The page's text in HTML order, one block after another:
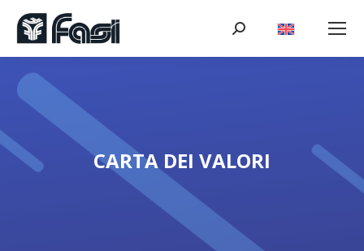
CARTA DEI VALORI
Tu sei qui: